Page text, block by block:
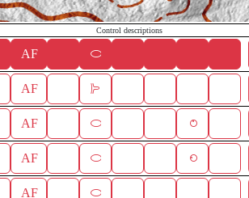
Control descriptions
AF
AF
AF
AF
AF